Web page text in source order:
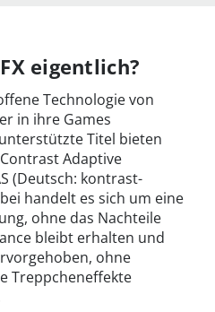
eigentlich?
Technologie von
in ihre Games
Titel bieten
Adaptive
(Deutsch: kontrast-
handelt es sich um eine
ohne das Nachteile
bleibt erhalten und
ohne
Treppcheneffekte